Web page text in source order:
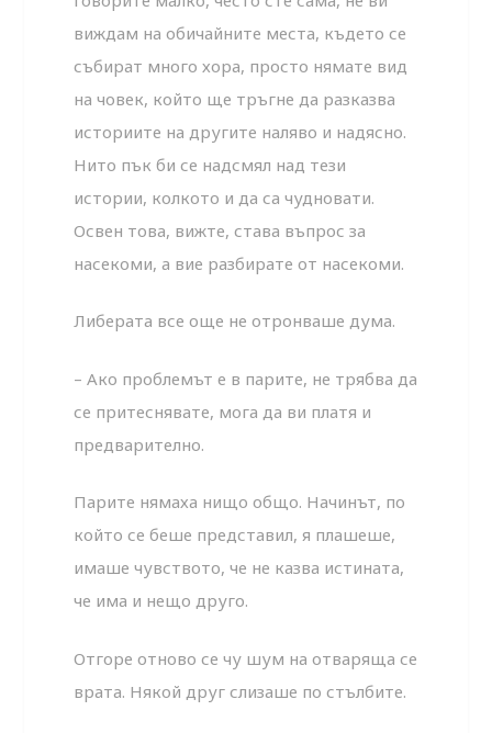
виждам на обичайните места, където се
събират много хора, просто нямате вид
на човек, който ще тръгне да разказва
историите на другите наляво и надясно.
Нито пък би се надсмял над тези
истории, колкото и да са чудновати.
Освен това, вижте, става въпрос за
насекоми, а вие разбирате от насекоми.
Либерата все още не отронваше дума.
– Ако проблемът е в парите, не трябва да
се притеснявате, мога да ви платя и
предварително.
Парите нямаха нищо общо. Начинът, по
който се беше представил, я плашеше,
имаше чувството, че не казва истината,
че има и нещо друго.
Отгоре отново се чу шум на отваряща се
врата. Някой друг слизаше по стълбите.